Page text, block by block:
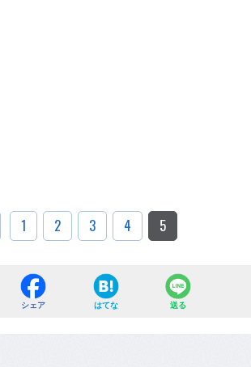
1 2 3 4 5
シェア はてな 送る